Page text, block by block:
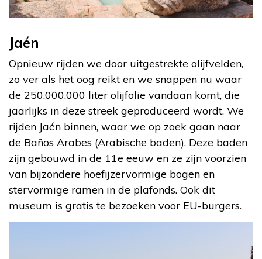
Jaén
Opnieuw rijden we door uitgestrekte olijfvelden,
zo ver als het oog reikt en we snappen nu waar
de 250.000.000 liter olijfolie vandaan komt, die
jaarlijks in deze streek geproduceerd wordt. We
rijden Jaén binnen, waar we op zoek gaan naar
de Baños Arabes (Arabische baden). Deze baden
zijn gebouwd in de 11e eeuw en ze zijn voorzien
van bijzondere hoefijzervormige bogen en
stervormige ramen in de plafonds. Ook dit
museum is gratis te bezoeken voor EU-burgers.